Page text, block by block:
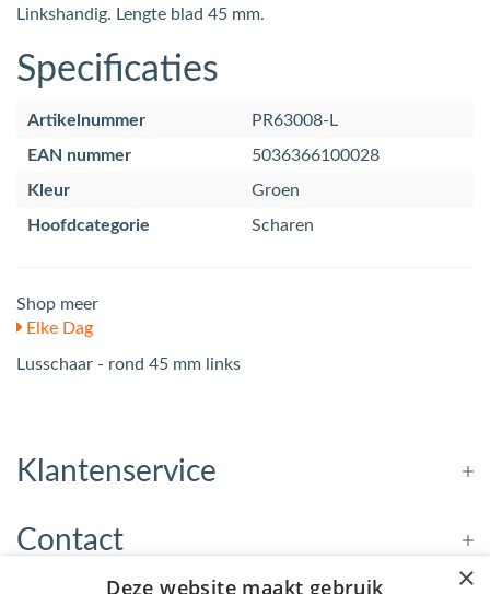
Linkshandig. Lengte blad 45 mm.
Specificaties
Artikelnummer
PR63008-L
EAN nummer
5036366100028
Kleur
Groen
Hoofdcategorie
Scharen
Shop meer
Elke Dag
Lusschaar - rond 45 mm links
Klantenservice
Contact
×
Deze website maakt gebruik